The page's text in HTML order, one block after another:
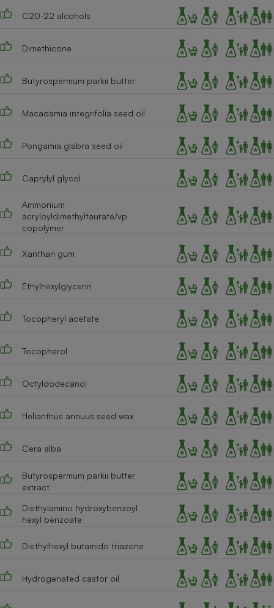
C20-22 alcohols
Dimethicone
Butyrospermum parkii butter
Macadamia integrifolia seed oil
Pongamia glabra seed oil
Caprylyl glycol
Ammonium
acryloyldimethyltaurate/vp
copolymer
Xanthan gum
Ethylhexylglycerin
Tocopheryl acetate
Tocopherol
Octyldodecanol
Helianthus annuus seed wax
Cera alba
Butyrospermum parkii butter
extract
Diethylamino hydroxybenzoyl
hexyl benzoate
Diethylhexyl butamido triazone
Hydrogenated castor oil